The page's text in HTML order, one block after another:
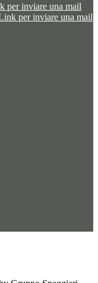
per inviare una mail
per inviare una mail